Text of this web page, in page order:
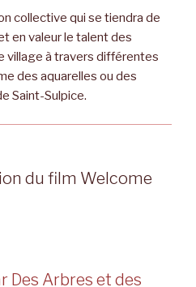
collective qui se tiendra de
en valeur le talent des
village à travers différentes
des aquarelles ou des
Saint-Sulpice.
du film Welcome
Des Arbres et des